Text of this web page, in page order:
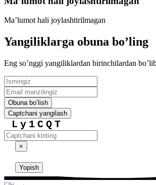
Maʼlumot hali joylashtirilmagan
Yangiliklarga obuna boʼling
Eng soʼnggi yangiliklardan birinchilardan
Obuna boʼlish
Captchani yangilash
Ly1CQT
×
Yopish